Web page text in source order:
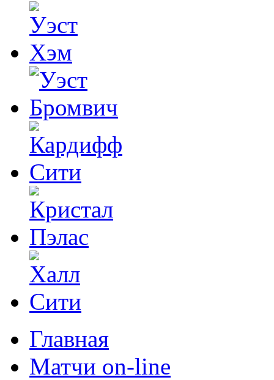
Главная
Матчи on-line